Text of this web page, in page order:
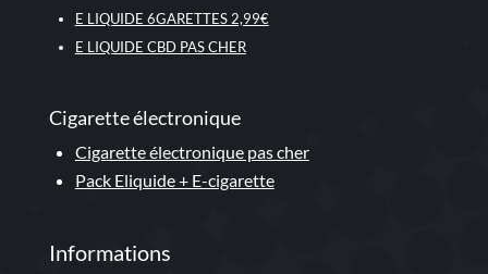
E LIQUIDE 6GARETTES 2,99€
E LIQUIDE CBD PAS CHER
Cigarette électronique
Cigarette électronique pas cher
Pack Eliquide + E-cigarette
Informations